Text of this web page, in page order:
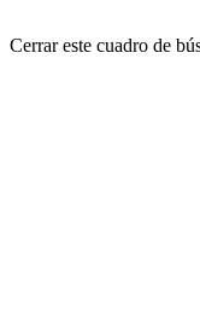
Cerrar este cuadro de